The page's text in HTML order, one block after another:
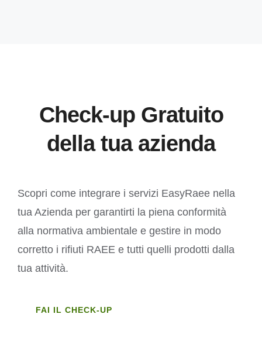
Check-up Gratuito
della tua azienda
Scopri come integrare i servizi EasyRaee nella
tua Azienda per garantirti la piena conformità
alla normativa ambientale e gestire in modo
corretto i rifiuti RAEE e tutti quelli prodotti dalla
tua attività.
FAI IL CHECK-UP